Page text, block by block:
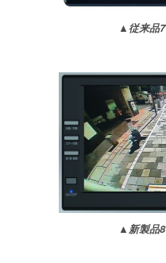
▲従来品
▲新製品